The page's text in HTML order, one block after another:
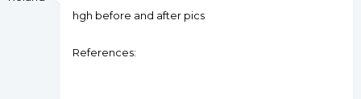
hgh before and after pics
References: